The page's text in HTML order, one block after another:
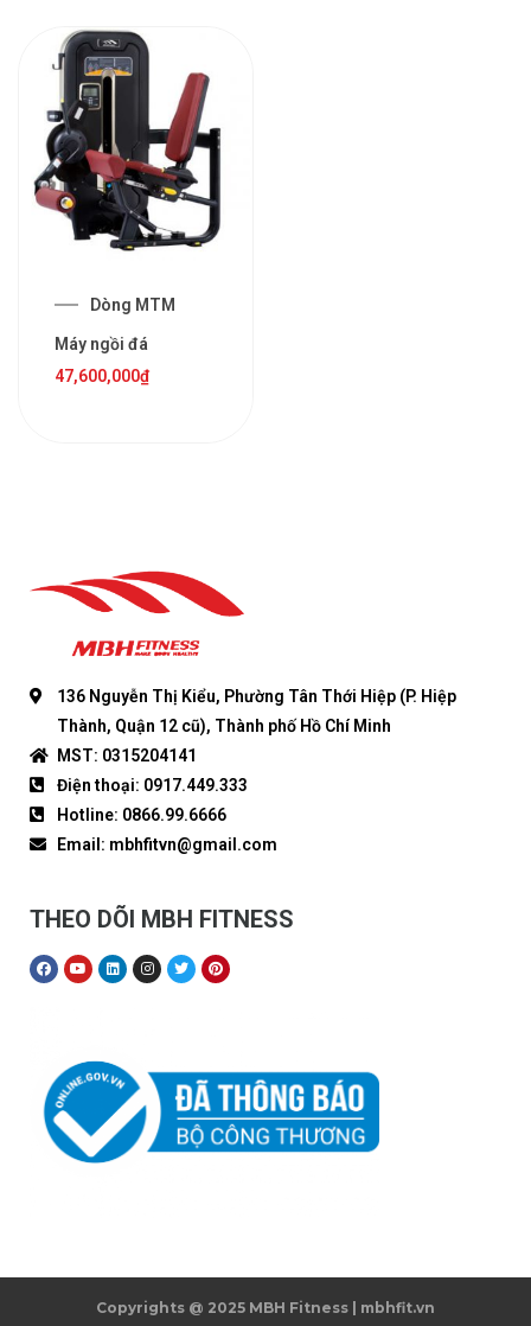
Dòng MTM
Máy ngồi đá
47,600,000₫
136 Nguyễn Thị Kiểu, Phường Tân Thới Hiệp (P. Hiệp
Thành, Quận 12 cũ), Thành phố Hồ Chí Minh
MST: 0315204141
Điện thoại: 0917.449.333
Hotline: 0866.99.6666
Email: mbhfitvn@gmail.com
THEO DÕI MBH FITNESS
Copyrights @ 2025 MBH Fitness | mbhfit.vn